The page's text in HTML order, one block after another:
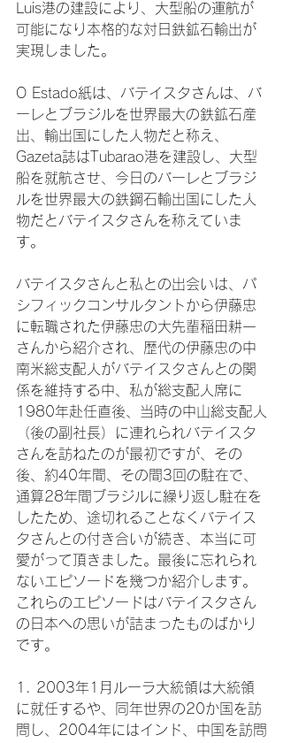
Luis港の建設により、大型船の運航が
可能になり本格的な対日鉄鉱石輸出が
実現しました。
O Estado紙は、バテイスタさんは、バ
ーレとブラジルを世界最大の鉄鉱石産
出、輸出国にした人物だと称え、
Gazeta誌はTubarao港を建設し、大型
船を就航させ、今日のバーレとブラジ
ルを世界最大の鉄鋼石輸出国にした人
物だとバテイスタさんを称えていま
す。
バテイスタさんと私との出会いは、パ
シフィックコンサルタントから伊藤忠
に転職された伊藤忠の大先輩稲田耕一
さんから紹介され、歴代の伊藤忠の中
南米総支配人がバテイスタさんとの関
係を維持する中、私が総支配人席に
1980年赴任直後、当時の中山総支配人
（後の副社長）に連れられバテイスタ
さんを訪ねたのが最初ですが、その
後、約40年間、その間3回の駐在で、
通算28年間ブラジルに繰り返し駐在を
したため、途切れることなくバテイス
タさんとの付き合いが続き、本当に可
愛がって頂きました。最後に忘れられ
ないエピソードを幾つか紹介します。
これらのエピソードはバテイスタさん
の日本への思いが詰まったものばかり
です。
1. 2003年1月ルーラ大統領は大統領
に就任するや、同年世界の20か国を訪
問し、2004年にはインド、中国を訪問